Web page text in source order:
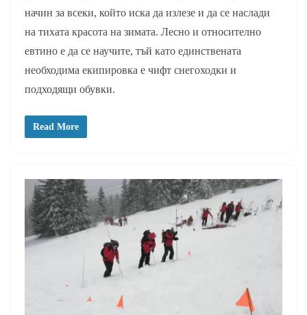
начин за всеки, който иска да излезе и да се наслади
на тихата красота на зимата. Лесно и относително
евтино е да се научите, тъй като единствената
необходима екипировка е чифт снегоходки и
подходящи обувки.
Read More